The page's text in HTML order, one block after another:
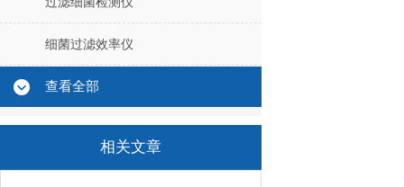
细菌过滤效率仪
查看全部
相关文章